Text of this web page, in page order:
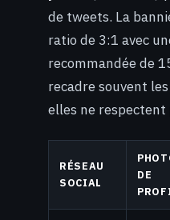
de tweets. La
ratio de 3:1 avec
recommandée de
recadre souvent
elles ne respectent
RÉSEAU
SOCIAL
DE